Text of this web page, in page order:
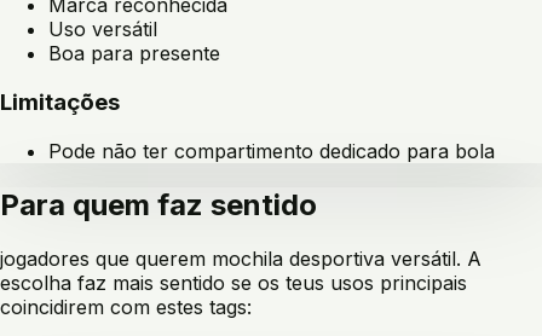
Marca reconhecida
Uso versátil
Boa para presente
Limitações
Pode não ter compartimento dedicado para bola
Para quem faz sentido
jogadores que querem mochila desportiva versátil. A
escolha faz mais sentido se os teus usos principais
coincidirem com estes tags: